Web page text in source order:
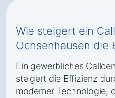
Wie steigert ein
Ochsenhausen die
Ein gewerbliches
steigert die Effizienz
moderner Technologie,